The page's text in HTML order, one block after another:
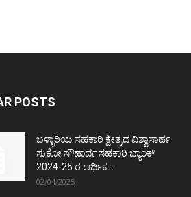
POSTS
ಬಳ್ಳಾರಿಯ ಸಹಕಾರಿ ಕ್ಷೇತ್ರದ ವಿಶ್ವಾಸಾರ್ಹ
ಸುಕೋ ಸೌಹಾರ್ದ ಸಹಕಾರಿ ಬ್ಯಾಂಕ್
2024-25 ರ ಆರ್ಥಿಕ...
02/04/2025